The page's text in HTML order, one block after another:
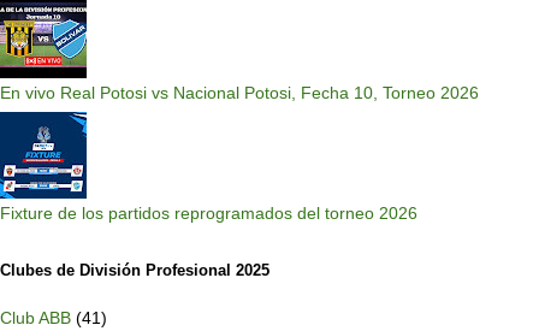
En vivo Real Potosi vs Nacional Potosi, Fecha 10, Torneo 2026
Fixture de los partidos reprogramados del torneo 2026
Clubes de División Profesional 2025
Club ABB (41)